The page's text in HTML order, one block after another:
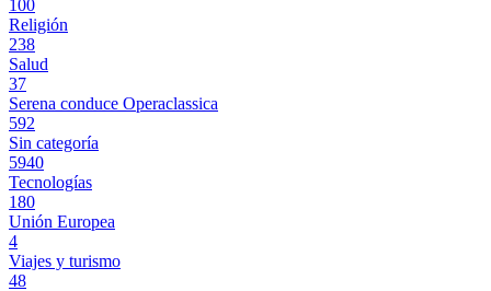
100
Religión
238
Salud
37
Serena conduce Operaclassica
592
Sin categoría
5940
Tecnologías
180
Unión Europea
4
Viajes y turismo
48